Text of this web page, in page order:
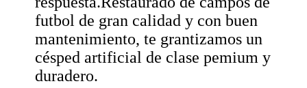
futbol de gran calidad y con buen
mantenimiento, te grantizamos un
césped artificial de clase pemium y
duradero.